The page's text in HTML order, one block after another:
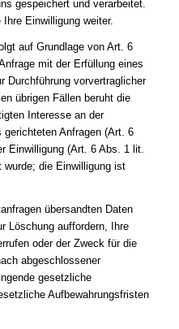
gespeichert und verarbeitet.
Einwilligung weiter.
auf Grundlage von Art. 6
mit der Erfüllung eines
Durchführung vorvertraglicher
übrigen Fällen beruht die
Interesse an der
Anfragen (Art. 6
Einwilligung (Art. 6 Abs. 1 lit.
wurde; die Einwilligung ist
übersandten Daten
Löschung auffordern, Ihre
oder der Zweck für die
abgeschlossener
gesetzliche
Aufbewahrungsfristen